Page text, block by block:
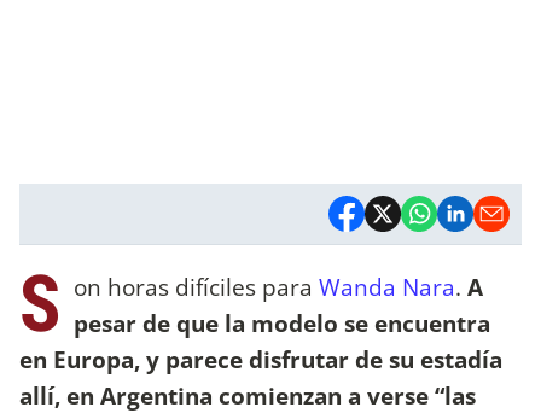
S on horas difíciles para Wanda Nara. A
pesar de que la modelo se encuentra
en Europa, y parece disfrutar de su estadía
allí, en Argentina comienzan a verse “las